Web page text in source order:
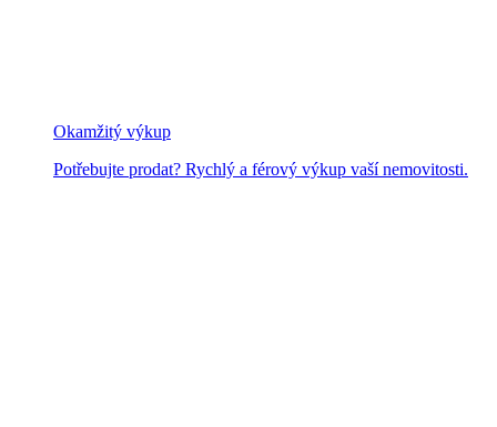
Okamžitý výkup
Potřebujte prodat? Rychlý a férový výkup vaší nemovitosti.